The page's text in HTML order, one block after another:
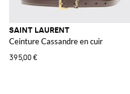
SAINT LAURENT
Ceinture Cassandre en cuir
395,00 €